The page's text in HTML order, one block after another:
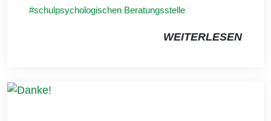
schulpsychologischen Beratungsstelle
WEITERLESEN